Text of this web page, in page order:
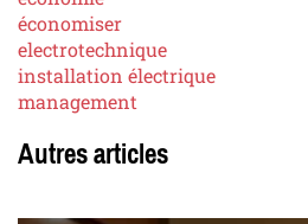
économiser
electrotechnique
installation électrique
management
Autres articles